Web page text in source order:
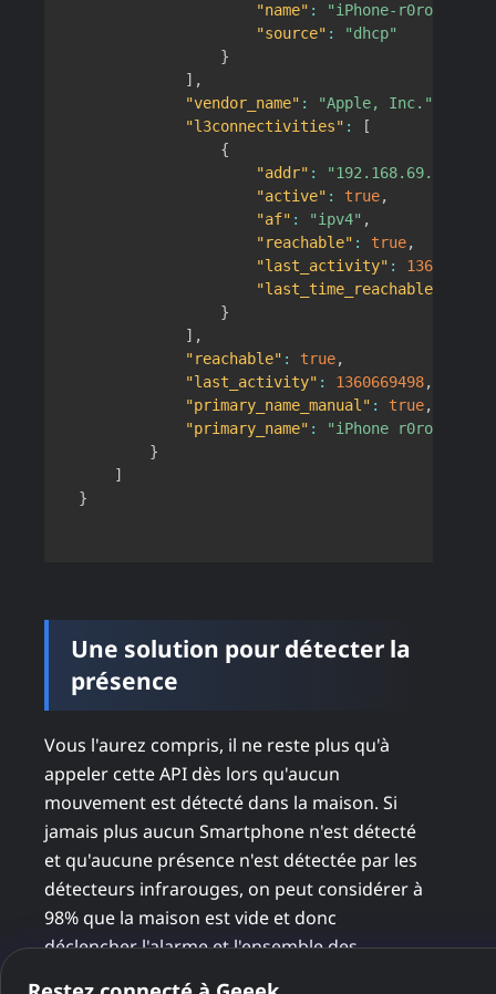
"name" : "iPhone-r0ro"
"source" :
"dhcp"
}
] ,
"vendor_name" : "Apple, Inc."
"l3connectivities" :
[
{
"addr" : "192.168.69.20"
"active" : true,
"af" : "ipv4" ,
"reachable" : true,
"last_activity" : 1360669498
"last_time_reachable"
}
] ,
"reachable" : true,
"last_activity" : 1360669498,
"primary_name_manual" : true,
"primary_name" :
"iPhone r0ro"
}
]
}
Une solution pour détecter la
présence
Vous l'aurez compris, il ne reste plus qu'à
appeler cette API dès lors qu'aucun
mouvement est détecté dans la maison. Si
jamais plus aucun Smartphone n'est détecté
et qu'aucune présence n'est détectée par les
détecteurs infrarouges, on peut considérer à
98% que la maison est vide et donc
déclencher l'alarme et l'ensemble des